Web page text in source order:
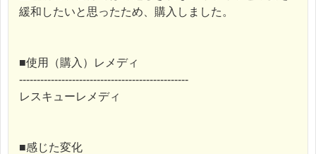
緩和したいと思ったため、購入しました。
■使用（購入）レメディ
------------------------------------------------
レスキューレメディ
■感じた変化